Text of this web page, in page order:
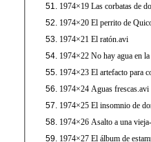
1974×19 Las corbatas de
1974×20 El perrito de
1974×21 El ratón.avi
1974×22 No hay agua en
1974×23 El artefacto para
1974×24 Aguas frescas.avi
1974×25 El insomnio de
1974×26 Asalto a una
1974×27 El álbum de